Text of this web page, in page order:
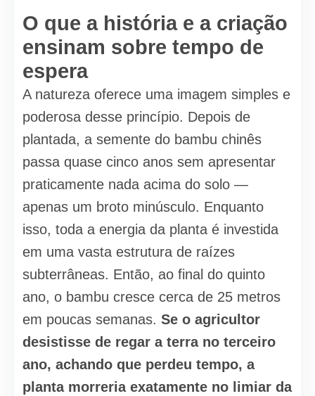
O que a história e a criação
ensinam sobre tempo de
espera
A natureza oferece uma imagem simples e
poderosa desse princípio. Depois de
plantada, a semente do bambu chinês
passa quase cinco anos sem apresentar
praticamente nada acima do solo —
apenas um broto minúsculo. Enquanto
isso, toda a energia da planta é investida
em uma vasta estrutura de raízes
subterrâneas. Então, ao final do quinto
ano, o bambu cresce cerca de 25 metros
em poucas semanas. Se o agricultor
desistisse de regar a terra no terceiro
ano, achando que perdeu tempo, a
planta morreria exatamente no limiar da